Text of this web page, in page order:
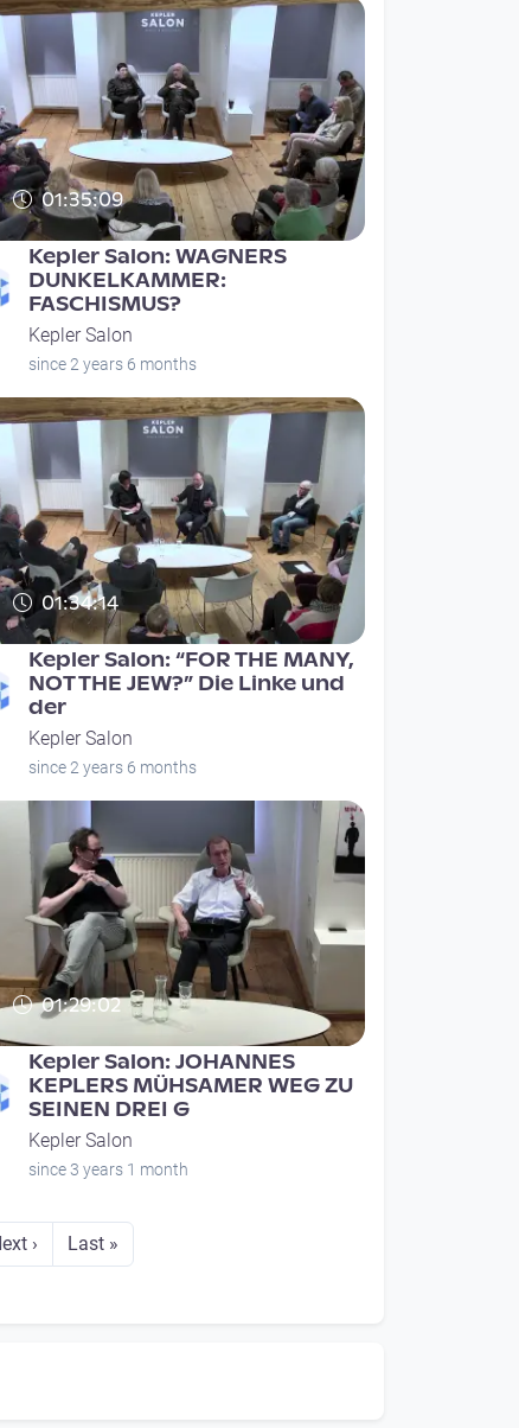
01:35:09
Kepler Salon: WAGNERS
DUNKELKAMMER:
FASCHISMUS?
Kepler Salon
since 2 years 6 months
01:34:14
Kepler Salon: “FOR THE MANY,
NOT THE JEW?” Die Linke und
der
Kepler Salon
since 2 years 6 months
01:29:02
Kepler Salon: JOHANNES
KEPLERS MÜHSAMER WEG ZU
SEINEN DREI G
Kepler Salon
since 3 years 1 month
page
› Last page
Last »